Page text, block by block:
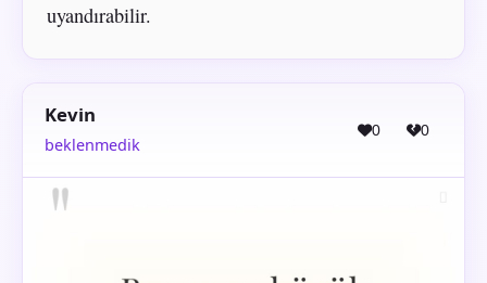
uyandırabilir.
Kevin
beklenmedik
0 0